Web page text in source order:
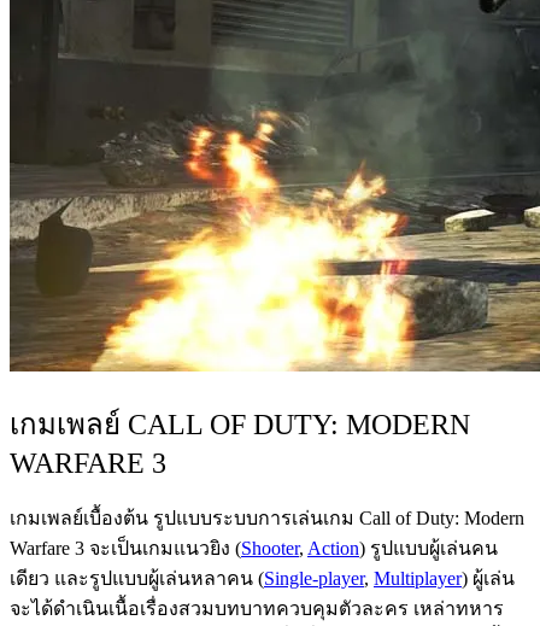
เกมเพลย์ CALL OF DUTY: MODERN
WARFARE 3
เกมเพลย์เบื้องต้น รูปแบบระบบการเล่นเกม Call of Duty: Modern
Warfare 3 จะเป็นเกมแนวยิง (Shooter, Action) รูปแบบผู้เล่นคน
เดียว และรูปแบบผู้เล่นหลาคน (Single-player, Multiplayer) ผู้เล่น
จะได้ดำเนินเนื้อเรื่องสวมบทบาทควบคุมตัวละคร เหล่าทหาร